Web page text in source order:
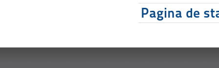
Pagina de